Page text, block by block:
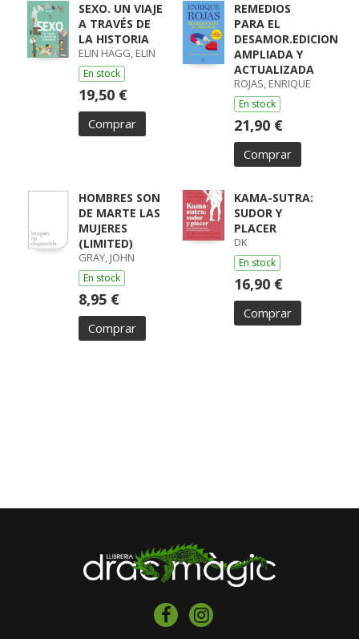
SEXO. UN VIAJE
A TRAVÉS DE
LA HISTORIA
ELIN HÄGG, ELIN
En stock
19,50 €
Comprar
REMEDIOS
PARA EL
DESAMOR.EDICION
AMPLIADA Y
ACTUALIZADA
ROJAS, ENRIQUE
En stock
21,90 €
Comprar
HOMBRES SON
DE MARTE LAS
MUJERES
(LIMITED)
GRAY, JOHN
En stock
8,95 €
Comprar
KAMA-SUTRA:
SUDOR Y
PLACER
DK
En stock
16,90 €
Comprar